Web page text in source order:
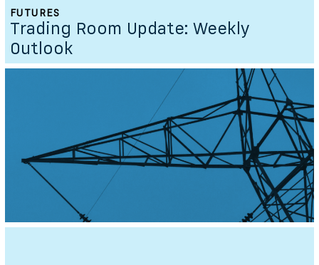
FUTURES
Trading Room Update: Weekly
Outlook